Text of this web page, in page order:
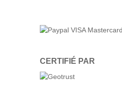
CERTIFIÉ PAR